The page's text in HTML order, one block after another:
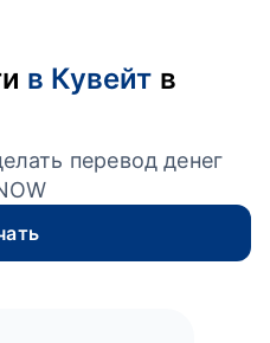
в Кувейт в
перевод денег